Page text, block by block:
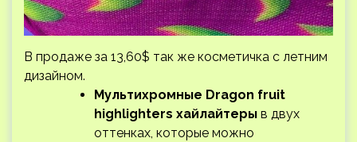
В продаже за 13,60$ так же косметичка с летним
дизайном.
Мультихромные Dragon fruit
highlighters хайлайтеры в двух
оттенках, которые можно